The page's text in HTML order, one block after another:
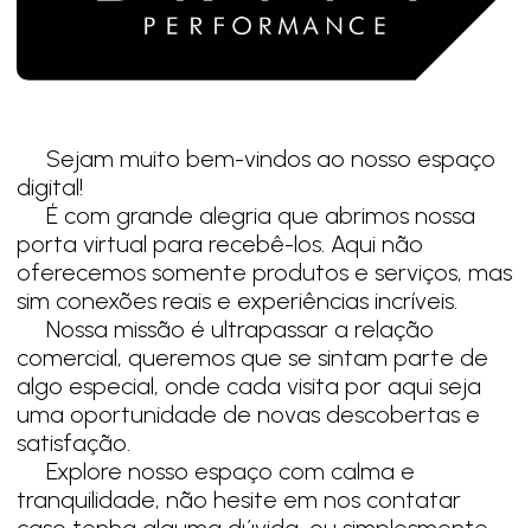
Sejam muito bem-vindos ao nosso espaço
digital!
É com grande alegria que abrimos nossa
porta virtual para recebê-los. Aqui não
oferecemos somente produtos e serviços, mas
sim conexões reais e experiências incríveis.
Nossa missão é ultrapassar a relação
comercial, queremos que se sintam parte de
algo especial, onde cada visita por aqui seja
uma oportunidade de novas descobertas e
satisfação.
Explore nosso espaço com calma e
tranquilidade, não hesite em nos contatar